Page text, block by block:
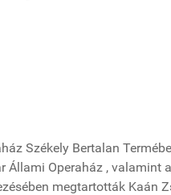
Székely Bertalan
Állami Operaház , valamint
megtartották Kaán